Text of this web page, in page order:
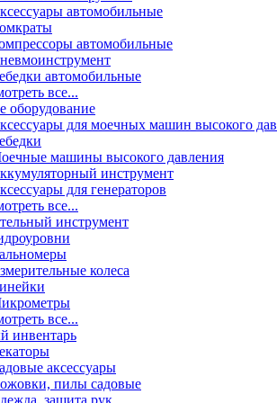
автомобильные
автомобильные
автомобильные
все...
оборудование
для моечных машин высокого
машины высокого давления
инструмент
для генераторов
все...
инструмент
колеса
все...
инвентарь
аксессуары
пилы садовые
защита рук